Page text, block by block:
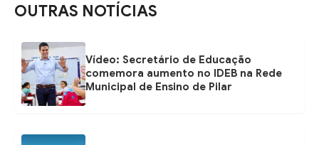
OUTRAS NOTÍCIAS
Vídeo: Secretário de Educação
comemora aumento no IDEB na Rede
Municipal de Ensino de Pilar